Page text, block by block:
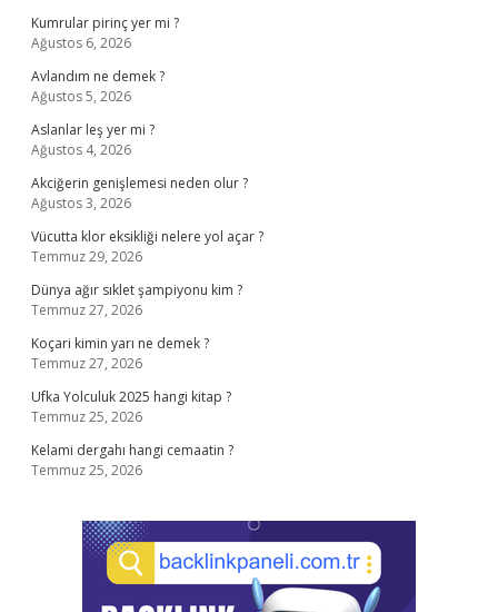
Kumrular pirinç yer mi ?
Ağustos 6, 2026
Avlandım ne demek ?
Ağustos 5, 2026
Aslanlar leş yer mi ?
Ağustos 4, 2026
Akciğerin genişlemesi neden olur ?
Ağustos 3, 2026
Vücutta klor eksikliği nelere yol açar ?
Temmuz 29, 2026
Dünya ağır sıklet şampiyonu kim ?
Temmuz 27, 2026
Koçari kimin yarı ne demek ?
Temmuz 27, 2026
Ufka Yolculuk 2025 hangi kitap ?
Temmuz 25, 2026
Kelami dergahı hangi cemaatin ?
Temmuz 25, 2026